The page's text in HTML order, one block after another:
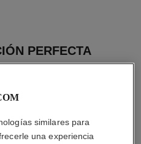
PERFECTA
similares para
una experiencia